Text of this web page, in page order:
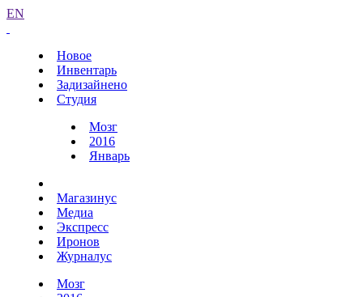
EN
Новое
Инвентарь
Задизайнено
Студия
Мозг
2016
Январь
Магазинус
Медиа
Экспресс
Иронов
Журналус
Мозг